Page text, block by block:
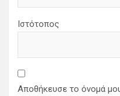
Ιστότοπος
Αποθήκευσε το όνομά